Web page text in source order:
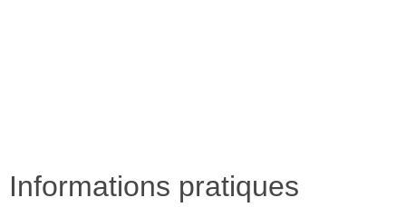
Informations pratiques